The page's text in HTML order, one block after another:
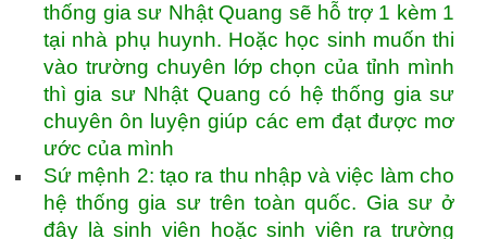
thống gia sư Nhật Quang sẽ hỗ trợ 1 kèm 1
tại nhà phụ huynh. Hoặc học sinh muốn thi
vào trường chuyên lớp chọn của tỉnh mình
thì gia sư Nhật Quang có hệ thống gia sư
chuyên ôn luyện giúp các em đạt được mơ
ước của mình
Sứ mệnh 2: tạo ra thu nhập và việc làm cho
hệ thống gia sư trên toàn quốc. Gia sư ở
đây là sinh viên hoặc sinh viên ra trường